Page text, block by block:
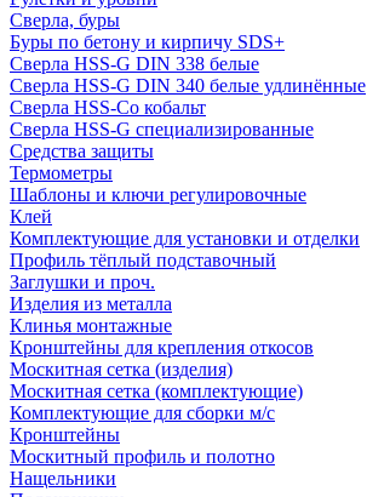
Сверла, буры
Буры по бетону и кирпичу SDS+
Сверла HSS-G DIN 338 белые
Сверла HSS-G DIN 340 белые удлинённые
Сверла HSS-Co кобальт
Сверла HSS-G специализированные
Средства защиты
Термометры
Шаблоны и ключи регулировочные
Клей
Комплектующие для установки и отделки
Профиль тёплый подставочный
Заглушки и проч.
Изделия из металла
Клинья монтажные
Кронштейны для крепления откосов
Москитная сетка (изделия)
Москитная сетка (комплектующие)
Комплектующие для сборки м/с
Кронштейны
Москитный профиль и полотно
Нащельники